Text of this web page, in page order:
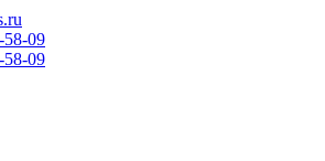
58-09
58-09